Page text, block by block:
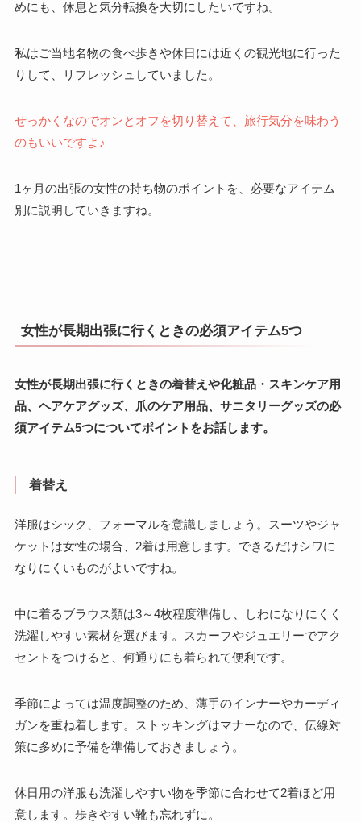
めにも、休息と気分転換を大切にしたいですね。
私はご当地名物の食べ歩きや休日には近くの観光地に行った
りして、リフレッシュしていました。
せっかくなのでオンとオフを切り替えて、旅行気分を味わう
のもいいですよ♪
1ヶ月の出張の女性の持ち物のポイントを、必要なアイテム
別に説明していきますね。
女性が長期出張に行くときの必須アイテム5つ
女性が長期出張に行くときの着替えや化粧品・スキンケア用
品、ヘアケアグッズ、爪のケア用品、サニタリーグッズの必
須アイテム5つについてポイントをお話します。
着替え
洋服はシック、フォーマルを意識しましょう。スーツやジャ
ケットは女性の場合、2着は用意します。できるだけシワに
なりにくいものがよいですね。
中に着るブラウス類は3～4枚程度準備し、しわになりにくく
洗濯しやすい素材を選びます。スカーフやジュエリーでアク
セントをつけると、何通りにも着られて便利です。
季節によっては温度調整のため、薄手のインナーやカーディ
ガンを重ね着します。ストッキングはマナーなので、伝線対
策に多めに予備を準備しておきましょう。
休日用の洋服も洗濯しやすい物を季節に合わせて2着ほど用
意します。歩きやすい靴も忘れずに。